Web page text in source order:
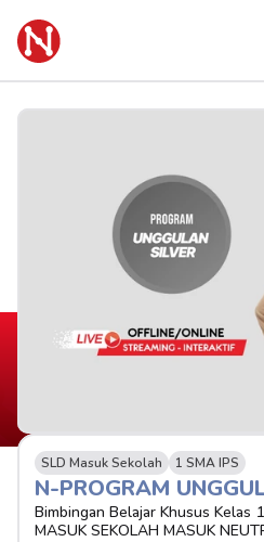
SLD Masuk Sekolah 1 SMA IPS
N-PROGRAM
Bimbingan Belajar Khusus Kelas
MASUK SEKOLAH MASUK